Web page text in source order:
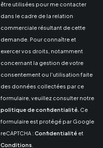
être utilisées pour me contacter
dans le cadre de la relation
commerciale résultant de cette
demande. Pour connaître et
exercer vos droits, notamment
concernant la gestion de votre
consentement ou l'utilisation faite
des données collectées par ce
formulaire, veuillez consulter notre
politique de confidentialité. Ce
formulaire est protégé par Google
reCAPTCHA : Confidentialitéet
Conditions.